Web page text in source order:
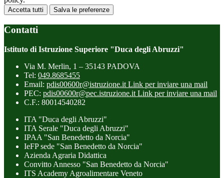
Accetta tutti Salva le preferenze
Contatti
Istituto di Istruzione Superiore "Duca degli Abruzzi"
Via M. Merlin, 1 – 35143 PADOVA
Tel: 049.8685455
Email: pdis00600r@istruzione.it Link per inviare una mail
PEC: pdis00600r@pec.istruzione.it Link per inviare una mail
C.F.: 80014540282
ITA "Duca degli Abruzzi"
ITA Serale "Duca degli Abruzzi"
IPAA "San Benedetto da Norcia"
IeFP sede "San Benedetto da Norcia"
Azienda Agraria Didattica
Convitto Annesso "San Benedetto da Norcia"
ITS Academy Agroalimentare Veneto